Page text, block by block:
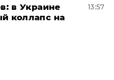
в Украине
коллапс на
13:57